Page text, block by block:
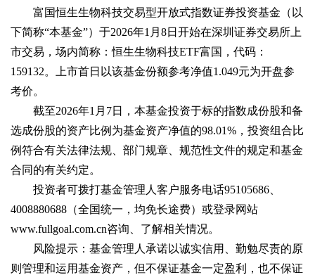
富国恒生生物科技交易型开放式指数证券投资基金（以
下简称“本基金”）于2026年1月8日开始在深圳证券交易所上
市交易，场内简称：恒生生物科技ETF富国，代码：
159132。上市首日以该基金份额参考净值1.049元为开盘参
考价。
截至2026年1月7日，本基金投资于标的指数成份股和备
选成份股的资产比例为基金资产净值的98.01%，投资组合比
例符合有关法律法规、部门规章、规范性文件的规定和基金
合同的有关约定。
投资者可拨打基金管理人客户服务电话95105686、
4008880688（全国统一，均免长途费）或登录网站
www.fullgoal.com.cn咨询、了解相关情况。
风险提示：基金管理人承诺以诚实信用、勤勉尽责的原
则管理和运用基金资产，但不保证基金一定盈利，也不保证